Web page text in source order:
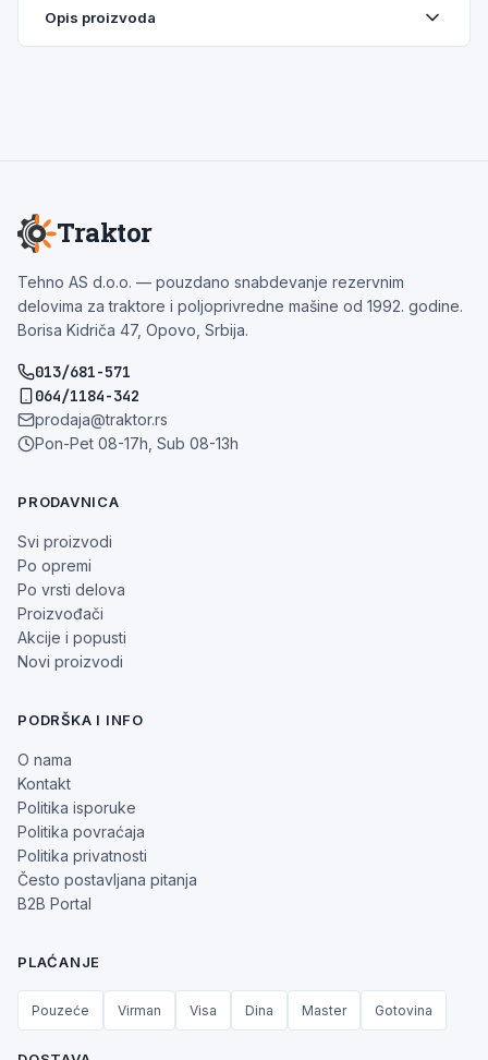
Opis proizvoda
Traktor
Tehno AS d.o.o. — pouzdano snabdevanje rezervnim
delovima za traktore i poljoprivredne mašine od 1992. godine.
Borisa Kidriča 47, Opovo, Srbija.
013/681-571
064/1184-342
prodaja@traktor.rs
Pon-Pet 08-17h, Sub 08-13h
PRODAVNICA
Svi proizvodi
Po opremi
Po vrsti delova
Proizvođači
Akcije i popusti
Novi proizvodi
PODRŠKA I INFO
O nama
Kontakt
Politika isporuke
Politika povraćaja
Politika privatnosti
Često postavljana pitanja
B2B Portal
PLAĆANJE
Pouzeće Virman Visa Dina Master Gotovina